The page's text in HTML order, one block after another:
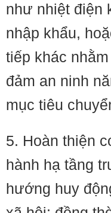
như nhiệt điện
nhập khẩu,
tiếp khác
đảm an ninh
mục tiêu
5. Hoàn thiện
hành hạ tầng
hướng huy